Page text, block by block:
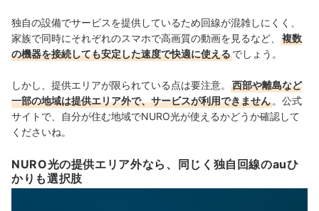
独自の設備でサービスを提供しているため回線が混雑しにくく、
家族で同時にそれぞれのスマホで高画質の動画を見るなど、
複数
の機器を接続しても安定した速度で快適に使えるでしょう。
しかし、提供エリアが限られている点は要注意。
西部や離島など
一部の地域は提供エリア外で、サービスが利用できません 。公式
サイトで、自分が住む地域でNURO光が使えるかどうか確認して
くださいね。
NURO光の提供エリア外なら、同じく独自回線のauひ
かりも選択肢